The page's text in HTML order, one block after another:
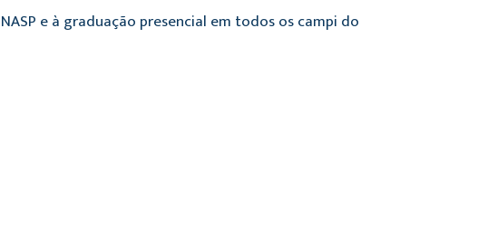
e à graduação presencial em todos os campi do